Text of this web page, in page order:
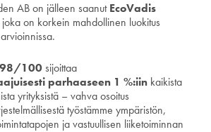
AB on jälleen saanutEcoVadis
joka on korkein mahdollinen luokitus
98/100sijoittaa
parhaaseen 1 %:iin kaikista
yrityksistä – vahva osoitus
työstämme ympäristön,
ja vastuullisen liiketoiminnan